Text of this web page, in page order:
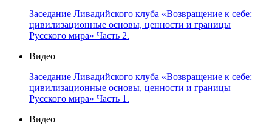
Заседание Ливадийского клуба «Возвращение к себе:
цивилизационные основы, ценности и границы
Русского мира» Часть 2.
Видео
Заседание Ливадийского клуба «Возвращение к себе:
цивилизационные основы, ценности и границы
Русского мира» Часть 1.
Видео